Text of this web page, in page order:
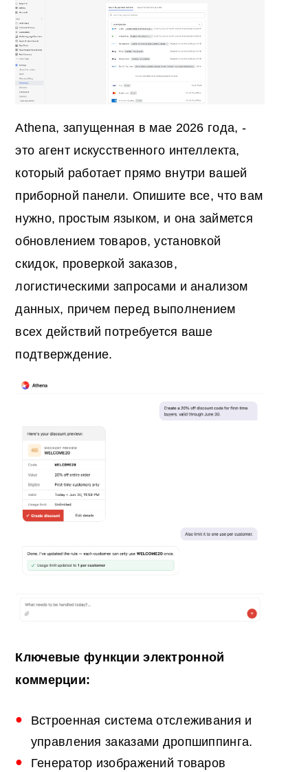
Athena, запущенная в мае 2026 года, -
это агент искусственного интеллекта,
который работает прямо внутри вашей
приборной панели. Опишите все, что вам
нужно, простым языком, и она займется
обновлением товаров, установкой
скидок, проверкой заказов,
логистическими запросами и анализом
данных, причем перед выполнением
всех действий потребуется ваше
подтверждение.
Ключевые функции электронной
коммерции:
Встроенная система отслеживания и
управления заказами дропшиппинга.
Генератор изображений товаров